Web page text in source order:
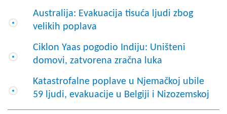
Australija: Evakuacija tisuća ljudi zbog
velikih poplava
Ciklon Yaas pogodio Indiju: Uništeni
domovi, zatvorena zračna luka
Katastrofalne poplave u Njemačkoj ubile
59 ljudi, evakuacije u Belgiji i Nizozemskoj